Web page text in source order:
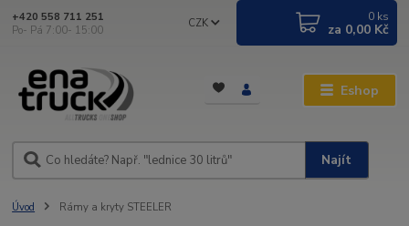
Eshop
CZK
Najít
+420 558 711 251
Po- Pá 7:00- 15:00
0 ks
za 0,00 Kč
Úvod Rámy a kryty STEELER